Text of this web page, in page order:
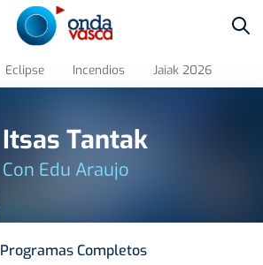
Eclipse Incendios Jaiak 2026
Itsas Tantak
Con Edu Araujo
Programas Completos